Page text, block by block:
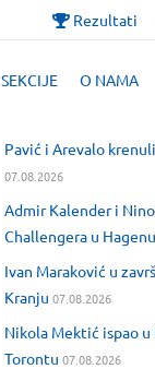
Rezultati
SEKCIJE O NAMA
Pavić i Arevalo
07.08.2026
Admir Kalender i
Challengera u Hagenu
Ivan Maraković u
Kranju 07.08.2026
Nikola Mektić ispao u
Torontu 07.08.2026